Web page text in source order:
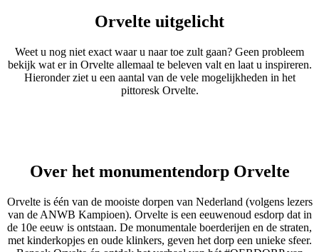
Orvelte uitgelicht
Weet u nog niet exact waar u naar toe zult gaan? Geen probleem
bekijk wat er in Orvelte allemaal te beleven valt en laat u inspireren.
Hieronder ziet u een aantal van de vele mogelijkheden in het
pittoresk Orvelte.
Over het monumentendorp Orvelte
Orvelte is één van de mooiste dorpen van Nederland (volgens lezers
van de ANWB Kampioen). Orvelte is een eeuwenoud esdorp dat in
de 10e eeuw is ontstaan. De monumentale boerderijen en de straten,
met kinderkopjes en oude klinkers, geven het dorp een unieke sfeer.